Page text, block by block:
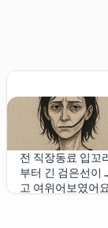
전 직장동료 입꼬
부터 긴 검은선이
고 여위어보였어요